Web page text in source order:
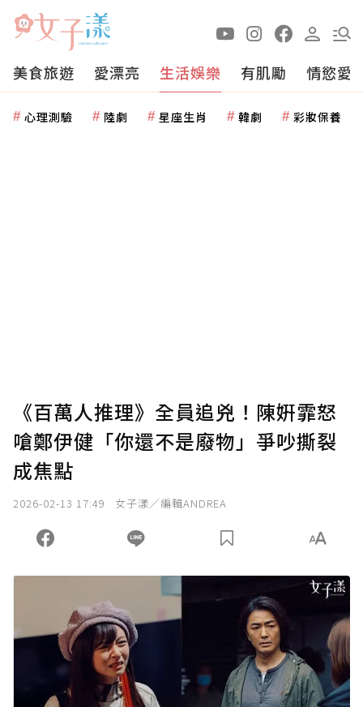
美食旅遊 愛漂亮 生活娛樂 有肌勵 情慾愛
心理測驗 陸劇 星座生肖 韓劇 彩妝保養
《百萬人推理》全員追兇！陳姸霏怒
嗆鄭伊健「你還不是廢物」爭吵撕裂
成焦點
2026-02-13 17:49 女子漾／編輯ANDREA